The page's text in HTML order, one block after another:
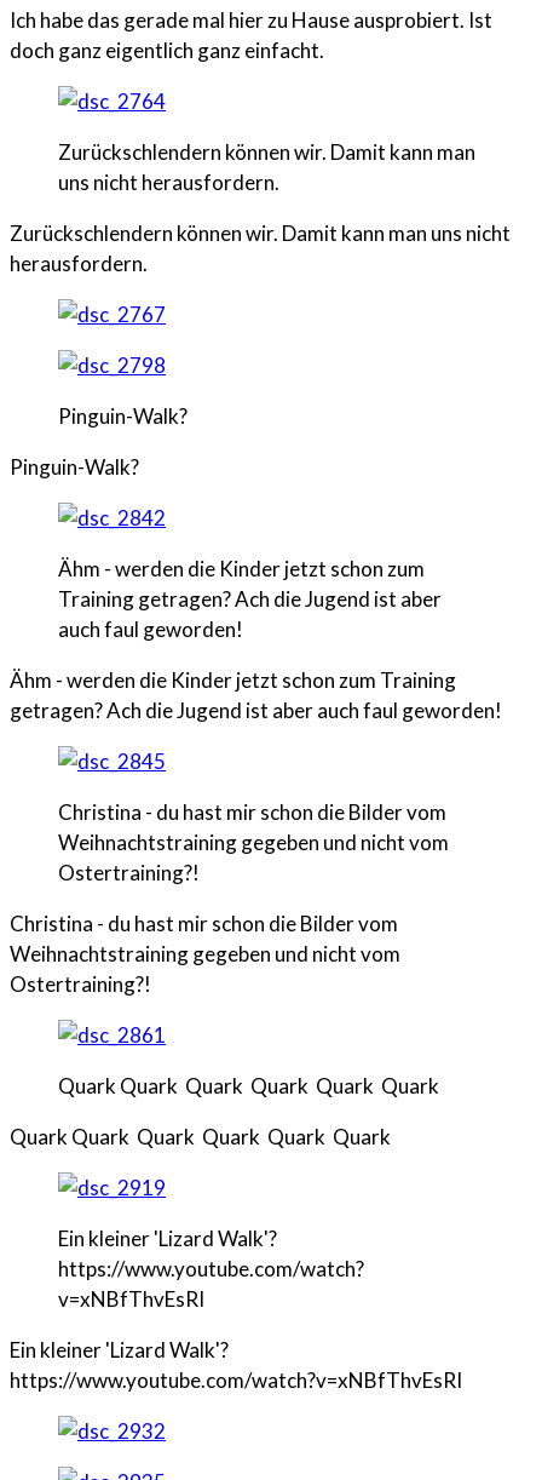
Ich habe das gerade mal hier zu Hause ausprobiert. Ist
doch ganz eigentlich ganz einfacht.
Zurückschlendern können wir. Damit kann man
uns nicht herausfordern.
Zurückschlendern können wir. Damit kann man uns nicht
herausfordern.
Pinguin-Walk?
Pinguin-Walk?
Ähm - werden die Kinder jetzt schon zum
Training getragen? Ach die Jugend ist aber
auch faul geworden!
Ähm - werden die Kinder jetzt schon zum Training
getragen? Ach die Jugend ist aber auch faul geworden!
Christina - du hast mir schon die Bilder vom
Weihnachtstraining gegeben und nicht vom
Ostertraining?!
Christina - du hast mir schon die Bilder vom
Weihnachtstraining gegeben und nicht vom
Ostertraining?!
Quark Quark Quark Quark Quark Quark
Quark Quark Quark Quark Quark Quark
Ein kleiner 'Lizard Walk'?
https://www.youtube.com/watch?
v=xNBfThvEsRI
Ein kleiner 'Lizard Walk'?
https://www.youtube.com/watch?v=xNBfThvEsRI